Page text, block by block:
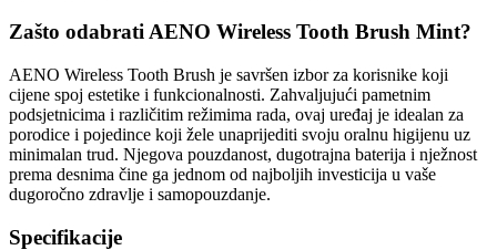
Zašto odabrati AENO Wireless Tooth Brush Mint?
AENO Wireless Tooth Brush je savršen izbor za korisnike koji
cijene spoj estetike i funkcionalnosti. Zahvaljujući pametnim
podsjetnicima i različitim režimima rada, ovaj uređaj je idealan za
porodice i pojedince koji žele unaprijediti svoju oralnu higijenu uz
minimalan trud. Njegova pouzdanost, dugotrajna baterija i nježnost
prema desnima čine ga jednom od najboljih investicija u vaše
dugoročno zdravlje i samopouzdanje.
Specifikacije